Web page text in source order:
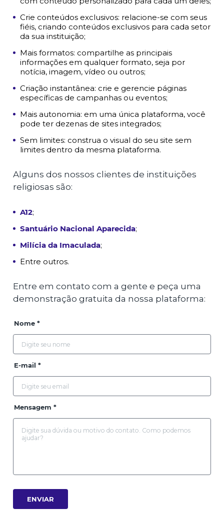
Crie conteúdos exclusivos: relacione-se com seus
fiéis, criando conteúdos exclusivos para cada setor
da sua instituição;
Mais formatos: compartilhe as principais
informações em qualquer formato, seja por
notícia, imagem, vídeo ou outros;
Criação instantânea: crie e gerencie páginas
específicas de campanhas ou eventos;
Mais autonomia: em uma única plataforma, você
pode ter dezenas de sites integrados;
Sem limites: construa o visual do seu site sem
limites dentro da mesma plataforma.
Alguns dos nossos clientes de instituições
religiosas são:
A12;
Santuário Nacional Aparecida;
Milícia da Imaculada;
Entre outros.
Entre em contato com a gente e peça uma
demonstração gratuita da nossa plataforma:
Nome *
E-mail *
Mensagem *
ENVIAR